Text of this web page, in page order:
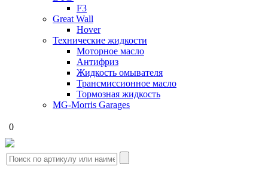
F3
Great Wall
Hover
Технические жидкости
Моторное масло
Антифриз
Жидкость омывателя
Трансмиссионное масло
Тормозная жидкость
MG-Morris Garages
0